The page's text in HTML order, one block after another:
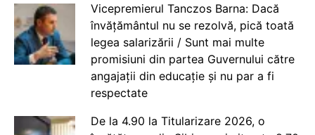
Vicepremierul Tanczos Barna: Dacă
învățământul nu se rezolvă, pică toată
legea salarizării / Sunt mai multe
promisiuni din partea Guvernului către
angajații din educație și nu par a fi
respectate
De la 4.90 la Titularizare 2026, o